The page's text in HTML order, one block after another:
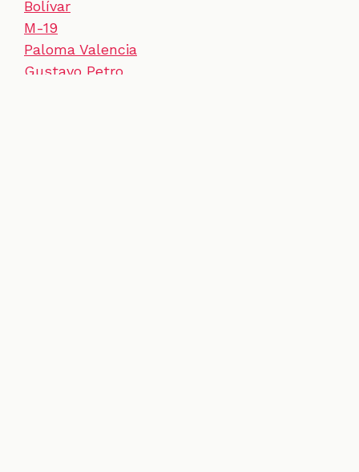
Bolívar
M-19
Paloma Valencia
Gustavo Petro